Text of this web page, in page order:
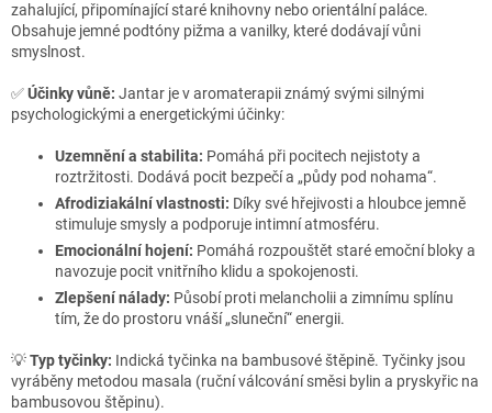
zahalující, připomínající staré knihovny nebo orientální paláce.
Obsahuje jemné podtóny pižma a vanilky, které dodávají vůni
smyslnost.
✅Účinky vůně: Jantar je v aromaterapii známý svými silnými
psychologickými a energetickými účinky:
Uzemnění a stabilita: Pomáhá při pocitech nejistoty a
roztržitosti. Dodává pocit bezpečí a „půdy pod nohama“.
Afrodiziakální vlastnosti: Díky své hřejivosti a hloubce jemně
stimuluje smysly a podporuje intimní atmosféru.
Emocionální hojení: Pomáhá rozpouštět staré emoční bloky a
navozuje pocit vnitřního klidu a spokojenosti.
Zlepšení nálady: Působí proti melancholii a zimnímu splínu
tím, že do prostoru vnáší „sluneční“ energii.
💡Typ tyčinky: Indická tyčinka na bambusové štěpině. Tyčinky jsou
vyráběny metodou masala (ruční válcování směsi bylin a pryskyřic na
bambusovou štěpinu).